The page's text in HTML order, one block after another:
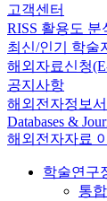
고객센터
RISS 활용도 분
최신/인기 학술
해외자료신청
공지사항
해외전자정보
Databases &
해외전자자료
학술연구
통